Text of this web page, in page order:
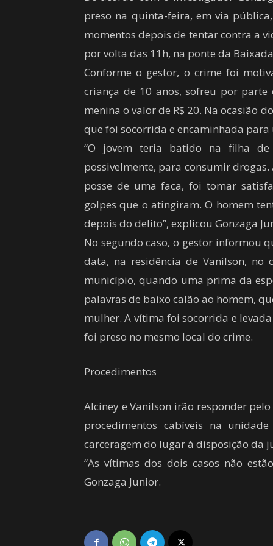
preso na quinta-feira, em via
momentos depois de tentar contra a
por volta das 11h, na ponte da
Conforme o gestor, o crime foi
criança de 10 anos, sofreu por
menina o valor de R$ 20. Na ocasião
que foi socorrida e encaminhada
“O jovem teria batido na filha
possivelmente, para consumir
posse de uma faca, foi tomar
golpes que o atingiram. O homem
depois do delito”, explicou Gonzaga
No segundo caso, o gestor informou
data, na residência de Vanilson, no
município, quando uma prima da
palavras de baixo calão ao homem,
mulher. A vítima foi socorrida e
foi preso no mesmo local do crime.
Procedimentos
Alciney e Vanilson irão responder
procedimentos cabíveis na
carceragem do lugar à disposição da
“As vítimas dos dois casos não
Gonzaga Junior.